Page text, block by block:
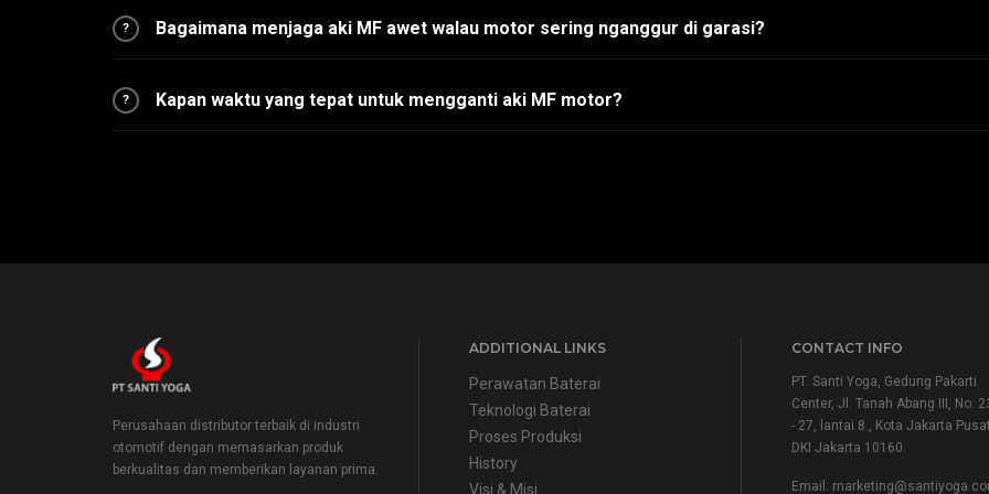
? Bagaimana menjaga aki MF awet walau motor sering nganggur di garasi?
? Kapan waktu yang tepat untuk mengganti aki MF motor?
Perusahaan distributor terbaik di industri
otomotif dengan memasarkan produk
berkualitas dan memberikan layanan prima.
ADDITIONAL LINKS
Perawatan Baterai
Teknologi Baterai
Proses Produksi
History
Visi & Misi
CONTACT INFO
PT. Santi Yoga, Gedung Pakarti
Center, Jl. Tanah Abang III, No.
- 27, lantai 8., Kota Jakarta
DKI Jakarta 10160.
Email: